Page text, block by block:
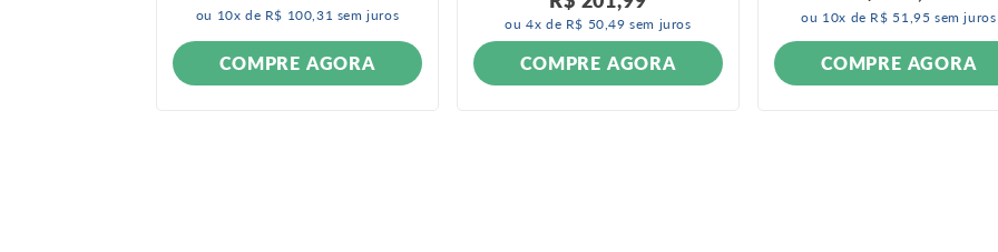
ou 10x de R$ 100,31 sem juros
COMPRE AGORA
ou4x de R$ 50 ,49 sem juros
COMPRE AGORA
ou 10x de R$ 51 ,95 sem juros
COMPRE AGORA